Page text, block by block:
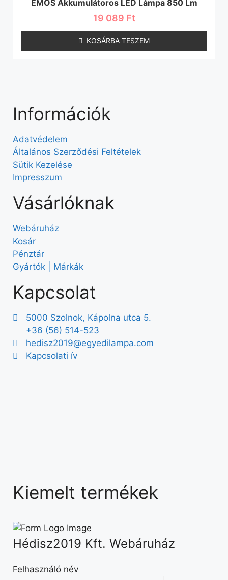
EMOS Akkumulátoros LED Lámpa 850 Lm
19 089 Ft
KOSÁRBA TESZEM
Információk
Adatvédelem
Általános Szerződési Feltételek
Sütik Kezelése
Impresszum
Vásárlóknak
Webáruház
Kosár
Pénztár
Gyártók | Márkák
Kapcsolat
5000 Szolnok, Kápolna utca 5.
+36 (56) 514-523
hedisz2019@egyedilampa.com
Kapcsolati ív
Kiemelt termékek
Hédisz2019 Kft. Webáruház
Felhasználó név